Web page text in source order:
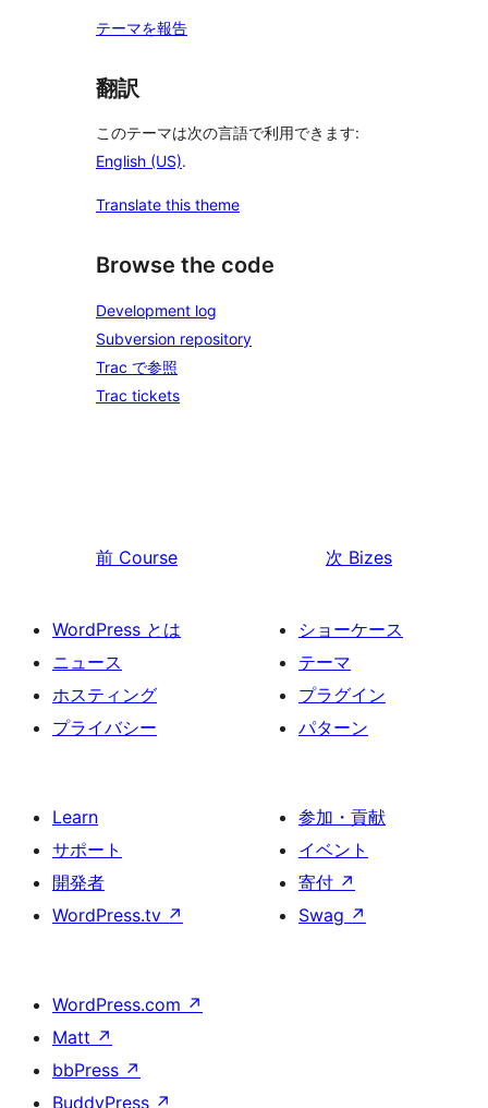
テーマを報告
翻訳
このテーマは次の言語で利用できます:
English (US).
Translate this theme
Browse the code
Development log
Subversion repository
Trac で参照
Trac tickets
前 Course 次 Bizes
WordPress とは
ニュース
ホスティング
プライバシー
ショーケース
テーマ
プラグイン
パターン
Learn
サポート
開発者
WordPress.tv ↗
参加・貢献
イベント
寄付 ↗
Swag ↗
WordPress.com ↗
Matt ↗
bbPress ↗
BuddyPress ↗